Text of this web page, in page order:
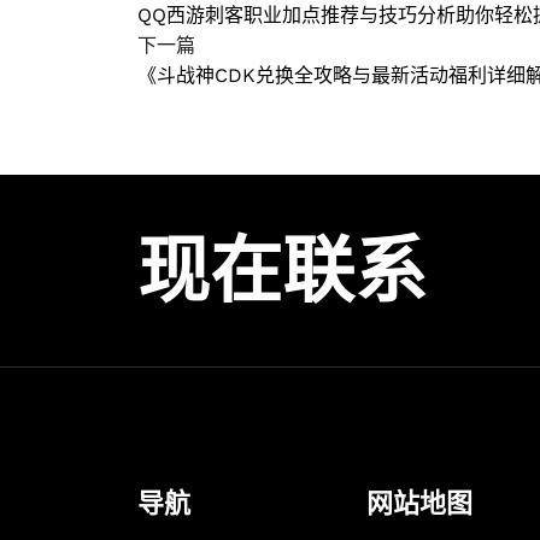
QQ西游刺客职业加点推荐与技巧分析助你轻松
下一篇
《斗战神CDK兑换全攻略与最新活动福利详细
现在联系
导航 网站地图